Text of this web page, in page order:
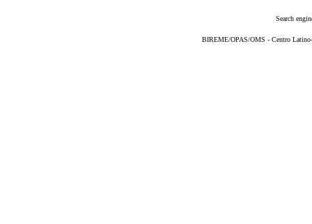
Search
BIREME/OPAS/OMS - Centro Latino-